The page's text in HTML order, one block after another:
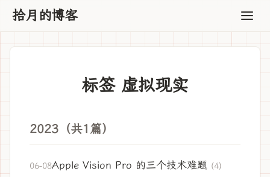
拾月的博客
标签 虚拟现实
2023（共1篇）
06-08Apple Vision Pro 的三个技术难题 (4)